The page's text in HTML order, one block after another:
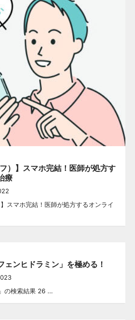
）】スマホ完結！医師が処方す
療
スマホ完結！医師が処方するオンライ
ェンヒドラミン」を極める！
の検索結果 26 …